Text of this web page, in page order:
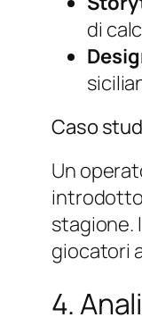
di
Caso
Un
introdotto
stagione.
giocatori
4.